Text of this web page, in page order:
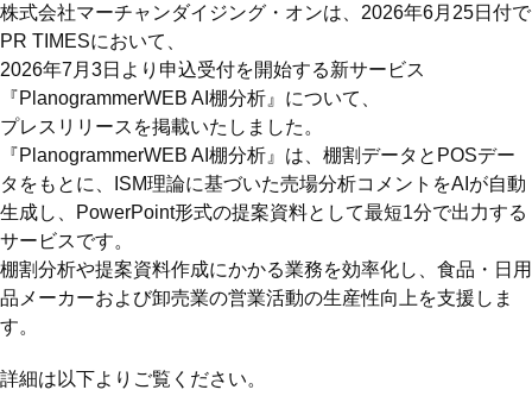
株式会社マーチャンダイジング・オンは、2026年6月25日付で
PR TIMESにおいて、
2026年7月3日より申込受付を開始する新サービス
『PlanogrammerWEB AI棚分析』について、
プレスリリースを掲載いたしました。
『PlanogrammerWEB AI棚分析』は、棚割データとPOSデー
タをもとに、ISM理論に基づいた売場分析コメントをAIが自動
生成し、PowerPoint形式の提案資料として最短1分で出力する
サービスです。
棚割分析や提案資料作成にかかる業務を効率化し、食品・日用
品メーカーおよび卸売業の営業活動の生産性向上を支援しま
す。
詳細は以下よりご覧ください。